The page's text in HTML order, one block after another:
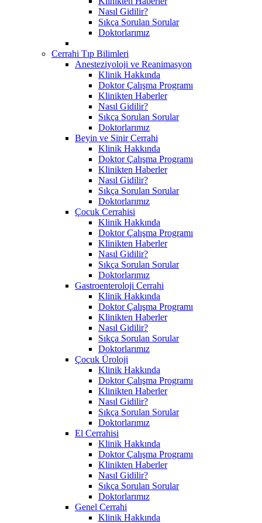
Nasıl Gidilir?
Sıkça Sorulan Sorular
Doktorlarımız
Cerrahi Tıp Bilimleri
Anesteziyoloji ve Reanimasyon
Klinik Hakkında
Doktor Çalışma Programı
Klinikten Haberler
Nasıl Gidilir?
Sıkça Sorulan Sorular
Doktorlarımız
Beyin ve Sinir Cerrahi
Klinik Hakkında
Doktor Çalışma Programı
Klinikten Haberler
Nasıl Gidilir?
Sıkça Sorulan Sorular
Doktorlarımız
Çocuk Cerrahisi
Klinik Hakkında
Doktor Çalışma Programı
Klinikten Haberler
Nasıl Gidilir?
Sıkça Sorulan Sorular
Doktorlarımız
Gastroenteroloji Cerrahi
Klinik Hakkında
Doktor Çalışma Programı
Klinikten Haberler
Nasıl Gidilir?
Sıkça Sorulan Sorular
Doktorlarımız
Çocuk Üroloji
Klinik Hakkında
Doktor Çalışma Programı
Klinikten Haberler
Nasıl Gidilir?
Sıkça Sorulan Sorular
Doktorlarımız
El Cerrahisi
Klinik Hakkında
Doktor Çalışma Programı
Klinikten Haberler
Nasıl Gidilir?
Sıkça Sorulan Sorular
Doktorlarımız
Genel Cerrahi
Klinik Hakkında